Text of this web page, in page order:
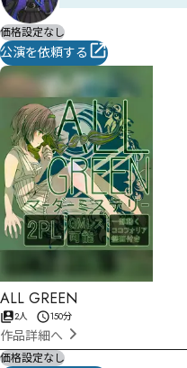
価格設定なし
公演を依頼する
ALL GREEN
2人 150分
作品詳細へ
価格設定なし